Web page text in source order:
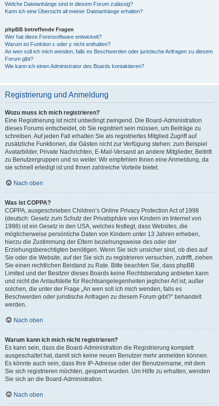
Welche Dateianhänge sind in diesem Forum zulässig?
Kann ich eine Übersicht all meiner Dateianhänge erhalten?
phpBB betreffende Fragen
Wer hat diese Forensoftware entwickelt?
Warum ist Funktion x oder y nicht enthalten?
An wen soll ich mich wenden, falls es Beschwerden oder juristische Anfragen zu diesem
Forum gibt?
Wie kann ich einen Administrator des Boards kontaktieren?
Registrierung und Anmeldung
Wozu muss ich mich registrieren?
Eine Registrierung ist nicht unbedingt zwingend. Die Board-Administration
dieses Forums entscheidet, ob Sie registriert sein müssen, um Beiträge zu
schreiben. Auf jeden Fall erhalten Sie als registriertes Mitglied Zugriff auf
zusätzliche Funktionen, die Gästen nicht zur Verfügung stehen: zum Beispiel
Avatarbilder, Private Nachrichten, E-Mail-Versand an andere Mitglieder, Beitritt
zu Benutzergruppen und so weiter. Wir empfehlen Ihnen eine Anmeldung, da
sie schnell erledigt ist und Ihnen zahlreiche Vorteile bietet.
Nach oben
Was ist COPPA?
COPPA, ausgeschrieben Children’s Online Privacy Protection Act of 1998
(deutsch: Gesetz zum Schutz der Privatsphäre von Kindern im Internet von
1998) ist ein Gesetz in den USA, welches festlegt, dass Websites, die
möglicherweise persönliche Daten von Kindern unter 13 Jahren erheben,
hierzu die Zustimmung der Eltern beziehungsweise des oder der
Erziehungsberechtigten benötigen. Wenn Sie sich unsicher sind, ob dies auf
Sie oder die Website, auf der Sie sich zu registrieren versuchen, zutrifft, ziehen
Sie einen rechtlichen Beistand zu Rate. Bitte beachten Sie, dass phpBB
Limited und der Besitzer dieses Boards keine Rechtsberatung anbieten kann
und nicht die Anlaufstelle für Rechtsangelegenheiten jeglicher Art ist; außer
solchen, die unter der Frage „An wen soll ich mich wenden, falls es
Beschwerden oder juristische Anfragen zu diesem Forum gibt?“ behandelt
werden.
Nach oben
Warum kann ich mich nicht registrieren?
Es kann sein, dass die Board-Administration die Registrierung komplett
ausgeschaltet hat, damit sich keine neuen Benutzer mehr anmelden können.
Es könnte auch sein, dass Ihre IP-Adresse oder der Benutzername, mit dem
Sie sich registrieren möchten, gesperrt wurden. Um Hilfe zu erhalten, wenden
Sie sich an die Board-Administration.
Nach oben